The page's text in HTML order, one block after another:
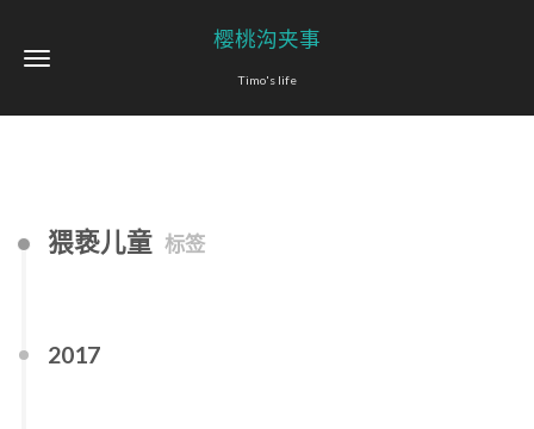
樱桃沟夹事
Timo's life
猥亵儿童 标签
2017